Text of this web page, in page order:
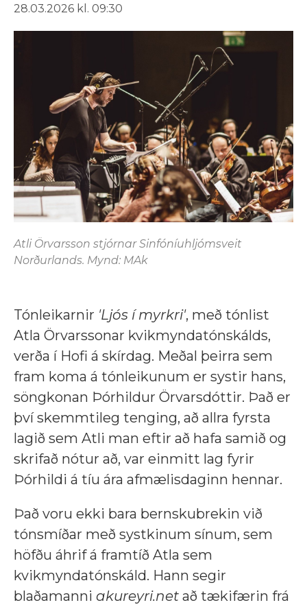
28.03.2026 kl. 09:30
Atli Örvarsson stjórnar Sinfóníuhljómsveit
Norðurlands. Mynd: MAk
Tónleikarnir 'Ljós í myrkri', með tónlist
Atla Örvarssonar kvikmyndatónskálds,
verða í Hofi á skírdag. Meðal þeirra sem
fram koma á tónleikunum er systir hans,
söngkonan Þórhildur Örvarsdóttir. Það er
því skemmtileg tenging, að allra fyrsta
lagið sem Atli man eftir að hafa samið og
skrifað nótur að, var einmitt lag fyrir
Þórhildi á tíu ára afmælisdaginn hennar.
Það voru ekki bara bernskubrekin við
tónsmíðar með systkinum sínum, sem
höfðu áhrif á framtíð Atla sem
kvikmyndatónskáld. Hann segir
blaðamanni akureyri.net að tækifærin frá